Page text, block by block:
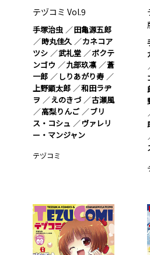
テヅコミ Vol.9
手塚治虫
田亀源五郎
時丸佳久
カネコア
ツシ
武礼堂
ボクテ
ンゴウ
九部玖凛
蒼
一郎
しりあがり寿
上野顕太郎
和田ラヂ
ヲ
えのきづ
古瀬風
高梨りんご
ブリ
ス・コシュ
ヴァレリ
ー・マンジャン
テヅコミ